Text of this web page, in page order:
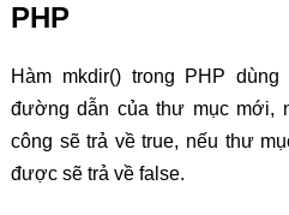
PHP
Hàm mkdir() trong PHP
đường dẫn của thư mục mới,
công sẽ trả về true, nếu thư
được sẽ trả về false.